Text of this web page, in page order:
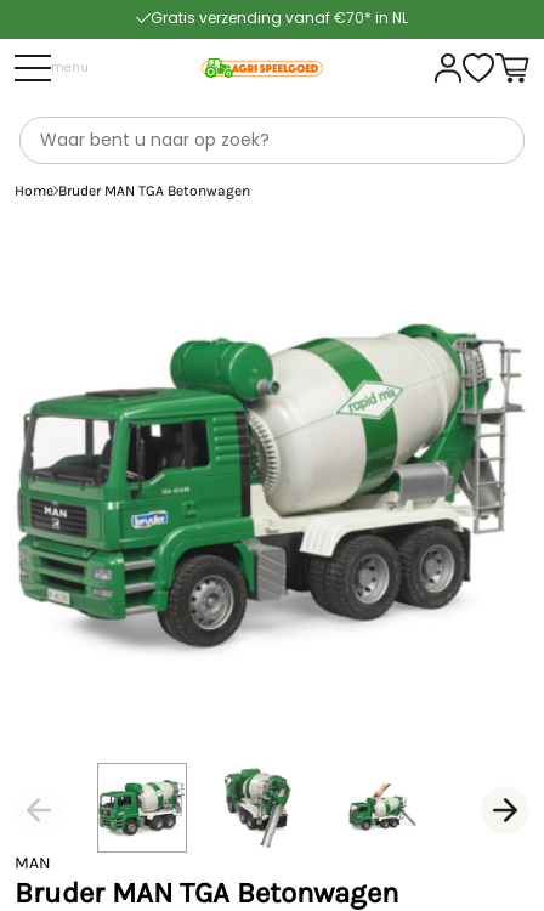
Gratis verzending vanaf €70* in NL
Snelle levering
menu
Home Bruder MAN TGA Betonwagen
MAN
Bruder MAN TGA Betonwagen